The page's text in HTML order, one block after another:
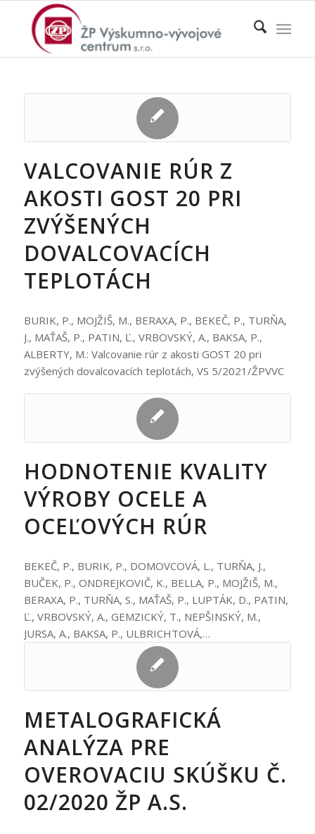
VALCOVANIE RÚR Z
AKOSTI GOST 20 PRI
ZVÝŠENÝCH
DOVALCOVACÍCH
TEPLOTÁCH
BURIK, P., MOJŽIŠ, M., BERAXA, P., BEKEČ, P., TURŇA,
J., MAŤAŠ, P., PATIN, Ľ., VRBOVSKÝ, A., BAKSA, P.,
ALBERTY, M.: Valcovanie rúr z akosti GOST 20 pri
zvýšených dovalcovacích teplotách, VS 5/2021/ŽPVVC
HODNOTENIE KVALITY
VÝROBY OCELE A
OCEĽOVÝCH RÚR
BEKEČ, P., BURIK, P., DOMOVCOVÁ, L., TURŇA, J.,
BUČEK, P., ONDREJKOVIČ, K., BELLA, P., MOJŽIŠ, M.,
BERAXA, P., TURŇA, S., MAŤAŠ, P., LUPTÁK, D., PATIN,
Ľ., VRBOVSKÝ, A., GEMZICKÝ, T., NEPŠINSKÝ, M.,
JURSA, A., BAKSA, P., ULBRICHTOVÁ,…
METALOGRAFICKÁ
ANALÝZA PRE
OVEROVACIU SKÚŠKU Č.
02/2020 ŽP A.S.